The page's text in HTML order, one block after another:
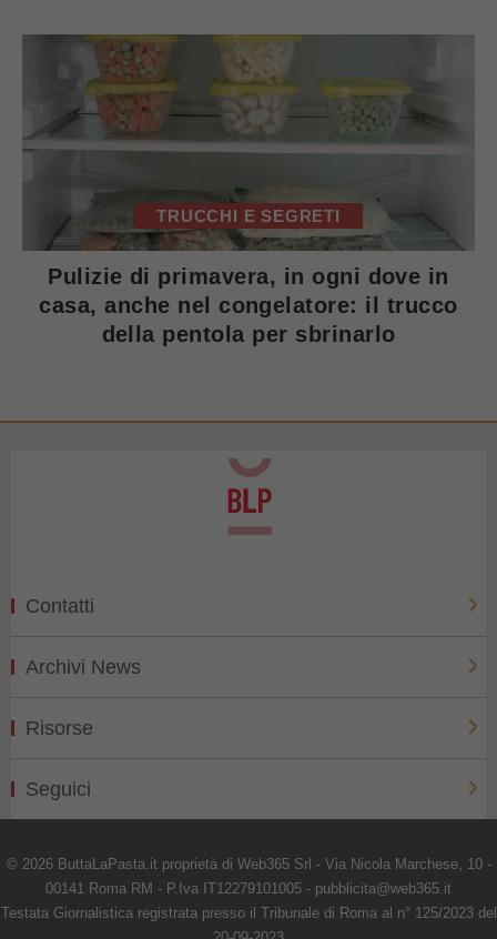
TRUCCHI E SEGRETI
Pulizie di primavera, in ogni dove in
casa, anche nel congelatore: il trucco
della pentola per sbrinarlo
Contatti
Archivi News
Risorse
Seguici
© 2026 ButtaLaPasta.it proprietà di Web365 Srl - Via Nicola Marchese, 10 -
00141 Roma RM - P.Iva IT12279101005 - pubblicita@web365.it
Testata Giornalistica registrata presso il Tribunale di Roma al n° 125/2023 del